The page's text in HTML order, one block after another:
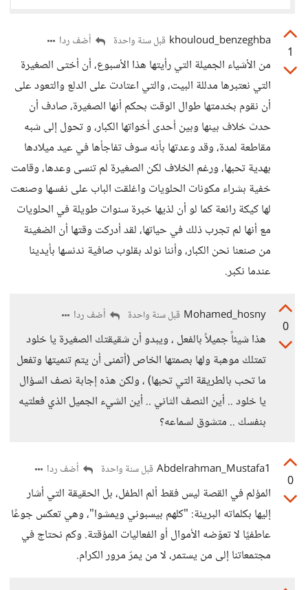
1
khouloud_benzeghba قبل سنة واحدة أضف ردا
من الأشياء الجميلة التي رأيتها هذا الأسبوع، أن أختى الصغيرة
التي نعتبرها مدللة البيت، والتي اعتادت على الدلع والتعود على
أن نقوم بخدمتها طوال الوقت بحكم أنها الصغيرة، صادف أن
حدث خلاف بينها وبين أحدى أخواتها الكبار، و تحول إلى شبه
مقاطعة لمدة، وقد وعدتها بأنه سوف تفاجأها في عيد ميلادها
بهدية تحبها، ورغم الخلاف لكن الصغيرة لم تنسى وعدها، وقامت
خفية بشراء مكونات الحلويات واغلقت الباب على نفسها وصنعت
لها كيكة رائعة كما لو أن لذيها خبرة سنوات طويلة في الحلويات
مع أنها لم تجرب ذلك في حياتها، لقد أدركت وقتها أن الضغينة
من صنعنا نحن الكبار، وأننا نولد بقلوب صافية ندنسها بأيدينا
عندما نكبر.
0
Mohamed_hosny قبل سنة واحدة أضف ردا
هذا شيئاً جميلاً بالفعل ، ويبدو أن شقيقتك الصغيرة يا خلود
تمتلك موهبة ولها بصمتها الخاص (أتمنى أن يتم تنميتها وتفعل
ما تحب بالطريقة التي تحبها) ، ولكن هذه إجابة نصف السؤال
يا خلود .. أين النصف الثاني .. أين الشيء الجميل الذي فعلتيه
بنفسك .. متشوق لسماعه؟
0
Abdelrahman_Mustafa1 قبل سنة واحدة أضف ردا
المؤلم في القصة ليس فقط ألم الطفل، بل الحقيقة التي أشار
إليها بكلماته البريئة: "كلهم بيسبوني ويمشوا"، وهي تعكس جوعًا
عاطفيًا لا تعوّضه الأموال أو الفعاليات المؤقتة. وكم نحتاج في
مجتمعاتنا إلى من يستمر، لا من يمرّ مرور الكرام.